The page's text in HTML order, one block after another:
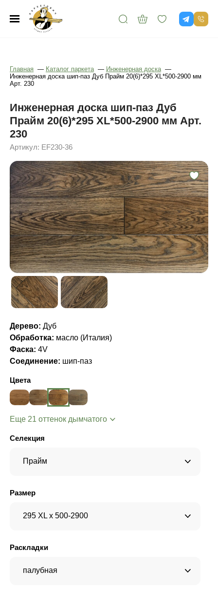
Главная — Каталог паркета — Инженерная доска —
Инженерная доска шип-паз Дуб Прайм 20(6)*295 XL*500-2900 мм
Арт. 230
Инженерная доска шип-паз Дуб
Прайм 20(6)*295 XL*500-2900 мм Арт.
230
Артикул: EF230-36
Дерево: Дуб
Обработка: масло (Италия)
Фаска: 4V
Соединение: шип-паз
Цвета
Еще 21 оттенок дымчатого
Селекция
Прайм
Размер
295 XL x 500-2900
Раскладки
палубная